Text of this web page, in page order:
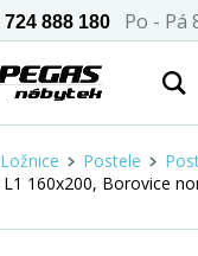
724 888 180 Po - Pá
Ložnice Postele
L1 160x200, Borovice